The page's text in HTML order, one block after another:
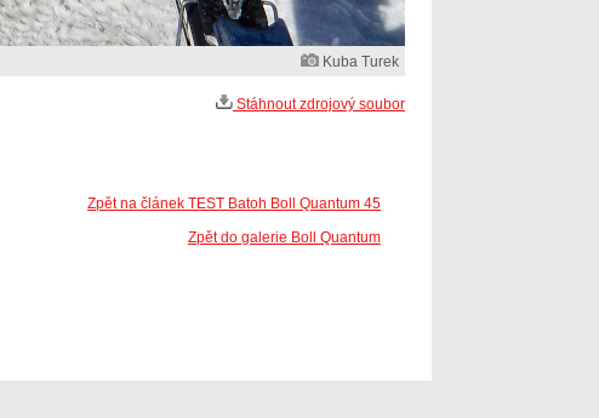
Kuba Turek
Stáhnout zdrojový soubor
Zpět na článek TEST Batoh Boll Quantum 45
Zpět do galerie Boll Quantum